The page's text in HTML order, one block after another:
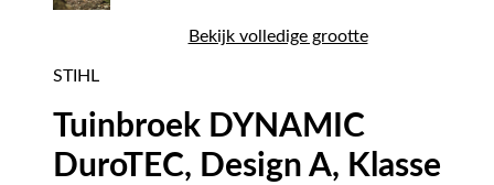
Bekijk volledige grootte
STIHL
Tuinbroek DYNAMIC
DuroTEC, Design A, Klasse